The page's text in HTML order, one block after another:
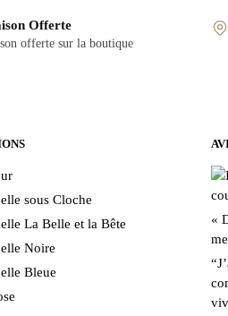
Offerte
offerte sur la boutique
sous Cloche
La Belle et la Bête
Noire
Bleue
«